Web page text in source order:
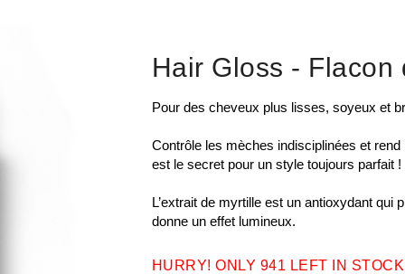
Hair Gloss - Flacon
Pour des cheveux plus lisses, soyeux et
Contrôle les mèches indisciplinées et
est le secret pour un style toujours parfait !
L’extrait de myrtille est un antioxydant qui
donne un effet lumineux.
HURRY! ONLY 941 LEFT IN STOCK